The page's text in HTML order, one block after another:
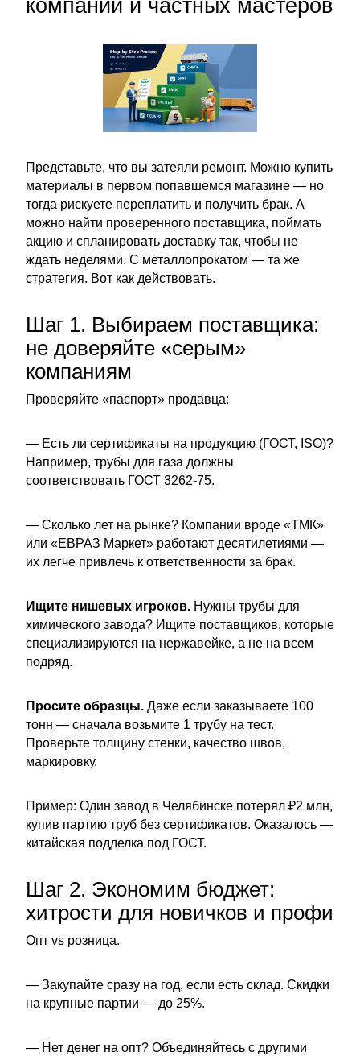
компаний и частных мастеров
Представьте, что вы затеяли ремонт. Можно купить
материалы в первом попавшемся магазине — но
тогда рискуете переплатить и получить брак. А
можно найти проверенного поставщика, поймать
акцию и спланировать доставку так, чтобы не
ждать неделями. С металлопрокатом — та же
стратегия. Вот как действовать.
Шаг 1. Выбираем поставщика:
не доверяйте «серым»
компаниям
Проверяйте «паспорт» продавца:
— Есть ли сертификаты на продукцию (ГОСТ, ISO)?
Например, трубы для газа должны
соответствовать ГОСТ 3262-75.
— Сколько лет на рынке? Компании вроде «ТМК»
или «ЕВРАЗ Маркет» работают десятилетиями —
их легче привлечь к ответственности за брак.
Ищите нишевых игроков. Нужны трубы для
химического завода? Ищите поставщиков, которые
специализируются на нержавейке, а не на всем
подряд.
Просите образцы. Даже если заказываете 100
тонн — сначала возьмите 1 трубу на тест.
Проверьте толщину стенки, качество швов,
маркировку.
Пример: Один завод в Челябинске потерял ₽2 млн,
купив партию труб без сертификатов. Оказалось —
китайская подделка под ГОСТ.
Шаг 2. Экономим бюджет:
хитрости для новичков и профи
Опт vs розница.
— Закупайте сразу на год, если есть склад. Скидки
на крупные партии — до 25%.
— Нет денег на опт? Объединяйтесь с другими